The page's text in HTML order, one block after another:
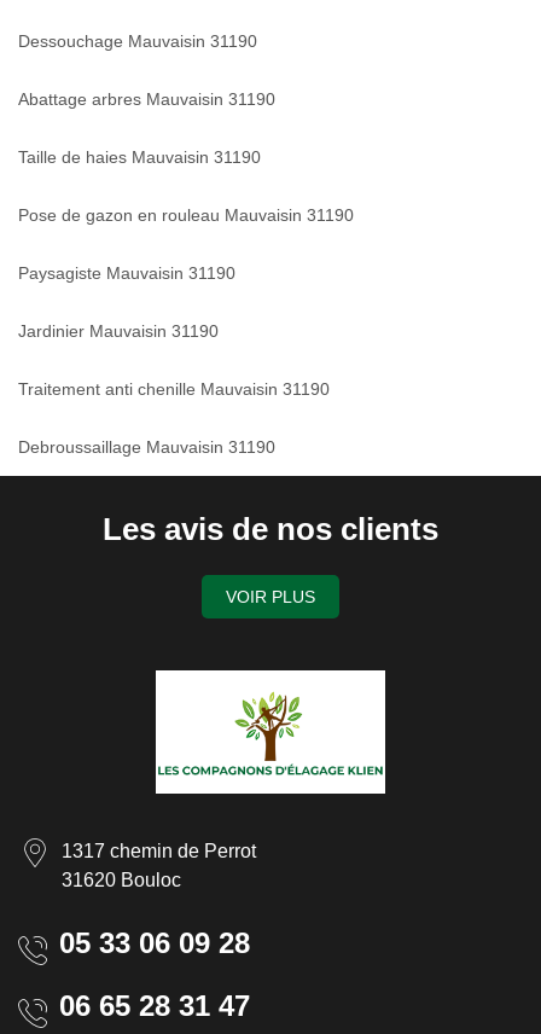
Dessouchage Mauvaisin 31190
Abattage arbres Mauvaisin 31190
Taille de haies Mauvaisin 31190
Pose de gazon en rouleau Mauvaisin 31190
Paysagiste Mauvaisin 31190
Jardinier Mauvaisin 31190
Traitement anti chenille Mauvaisin 31190
Debroussaillage Mauvaisin 31190
Les avis de nos clients
VOIR PLUS
1317 chemin de Perrot
31620 Bouloc
05 33 06 09 28
06 65 28 31 47